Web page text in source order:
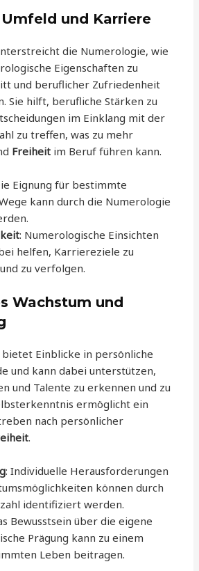
und Karriere
die Numerologie, wie
Eigenschaften zu
und beruflicher Zufriedenheit
Sie hilft, berufliche Stärken zu
im Einklang mit der
zu treffen, was zu mehr
Freiheit im Beruf führen kann.
Eignung für bestimmte
kann durch die Numerologie
: Numerologische Einsichten
helfen, Karriereziele zu
zu verfolgen.
Wachstum und
Einblicke in persönliche
und kann dabei unterstützen,
und Talente zu erkennen und zu
ermöglicht ein
nach persönlicher
.
: Individuelle Herausforderungen
können durch
identifiziert werden.
Bewusstsein über die eigene
Prägung kann zu einem
Leben beitragen.